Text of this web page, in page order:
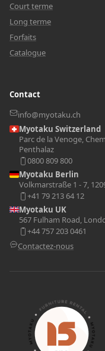
Court terme
Long terme
Forfaits
Catalogue
Contact
info@myotaku.ch
Myotaku Switzerland
Parc de la Venoge,
Penthalaz
0800 809 800
Myotaku Berlin
Volkmarstraße 1 - 7,
+41 79 213 64 12
Myotaku UK
567 Fulham Road,
+44 757 203 0461
Contactez-nous